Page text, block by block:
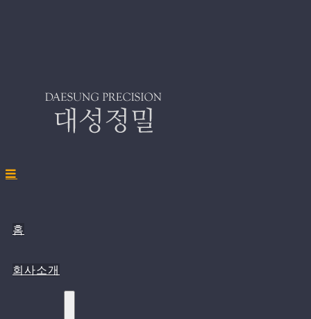
홈
회사소개